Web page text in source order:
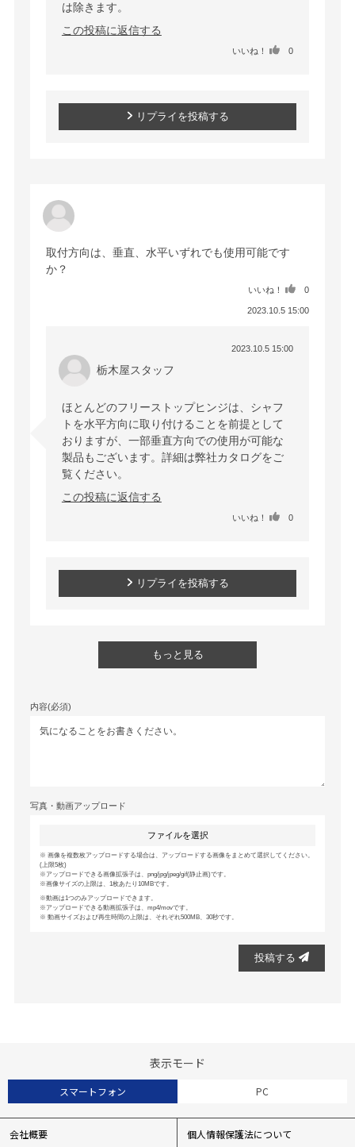
は除きます。
この投稿に返信する
いいね！ 0
リプライを投稿する
取付方向は、垂直、水平いずれでも使用可能です
か？
いいね！ 0
2023.10.5 15:00
2023.10.5 15:00
栃木屋スタッフ
ほとんどのフリーストップヒンジは、シャフ
トを水平方向に取り付けることを前提として
おりますが、一部垂直方向での使用が可能な
製品もございます。詳細は弊社カタログをご
覧ください。
この投稿に返信する
いいね！ 0
リプライを投稿する
もっと見る
内容(必須)
写真・動画アップロード
ファイルを選択
画像を複数枚アップロードする場合は、アップロードする画像をまとめて選択してください。
(上限5枚)
アップロードできる画像拡張子は、png/jpg/jpeg/gif(静止画)です。
画像サイズの上限は、1枚あたり10MBです。
動画は1つのみアップロードできます。
アップロードできる動画拡張子は、mp4/movです。
動画サイズおよび再生時間の上限は、それぞれ500MB、30秒です。
投稿する
表示モード
スマートフォン PC
会社概要 個人情報保護法について